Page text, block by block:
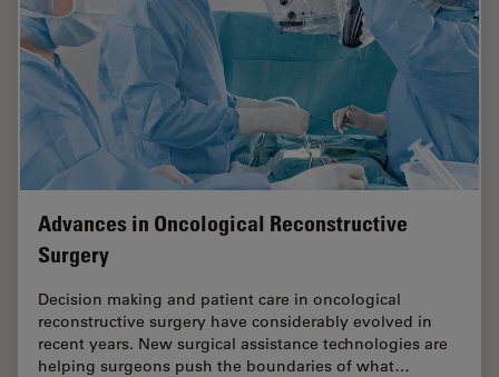
Advances in Oncological Reconstructive
Surgery
Decision making and patient care in oncological
reconstructive surgery have considerably evolved in
recent years. New surgical assistance technologies are
helping surgeons push the boundaries of what…